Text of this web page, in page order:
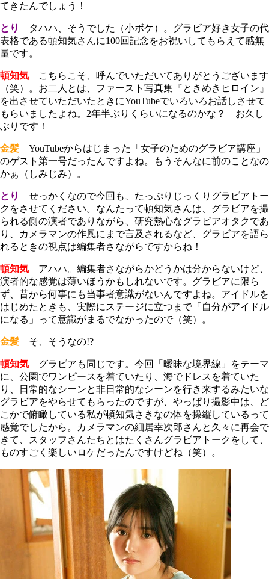
てきたんでしょう！
とり
タハハ、そうでした（小ボケ）。グラビア好き女子の代
表格である頓知気さんに100回記念をお祝いしてもらえて感無
量です。
頓知気 こちらこそ、呼んでいただいてありがとうございます
（笑）。お二人とは、ファースト写真集『ときめきヒロイン』
を出させていただいたときにYouTubeでいろいろお話しさせて
もらいましたよね。2年半ぶりくらいになるのかな？ お久し
ぶりです！
金髪 YouTubeからはじまった「女子のためのグラビア講座」
のゲスト第一号だったんですよね。もうそんなに前のことなの
かぁ（しみじみ）。
とり
せっかくなので今回も、たっぷりじっくりグラビアトー
クをさせてください。なんたって頓知気さんは、グラビアを撮
られる側の演者でありながら、研究熱心なグラビアオタクであ
り、カメラマンの作風にまで言及されるなど、グラビアを語ら
れるときの視点は編集者さながらですからね！
頓知気 アハハ。編集者さながらかどうかは分からないけど、
演者的な感覚は薄いほうかもしれないです。グラビアに限ら
ず、昔から何事にも当事者意識がないんですよね。アイドルを
はじめたときも、実際にステージに立つまで「自分がアイドル
になる」って意識がまるでなかったので（笑）。
金髪 そ、そうなの!?
頓知気 グラビアも同じです。今回「曖昧な境界線」をテーマ
に、公園でワンピースを着ていたり、海でドレスを着ていた
り、日常的なシーンと非日常的なシーンを行き来するみたいな
グラビアをやらせてもらったのですが、やっぱり撮影中は、ど
こかで俯瞰している私が頓知気さきなの体を操縦しているって
感覚でしたから。カメラマンの細居幸次郎さんと久々に再会で
きて、スタッフさんたちとはたくさんグラビアトークをして、
ものすごく楽しいロケだったんですけどね（笑）。